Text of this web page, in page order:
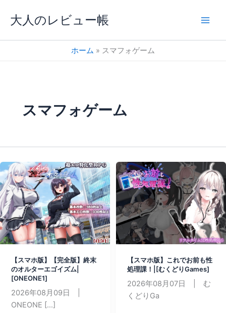
ス
大人のレビュー帳
ホーム スマフォゲーム
スマフォゲーム
【スマホ版】【完全版】終末
のオルターエゴイズム|
[ONEONE1]
2026年08月09日 |
ONEONE […]
【スマホ版】これでお前も性
処理課！|[むくどりGames]
2026年08月07日 | む
くどりGa